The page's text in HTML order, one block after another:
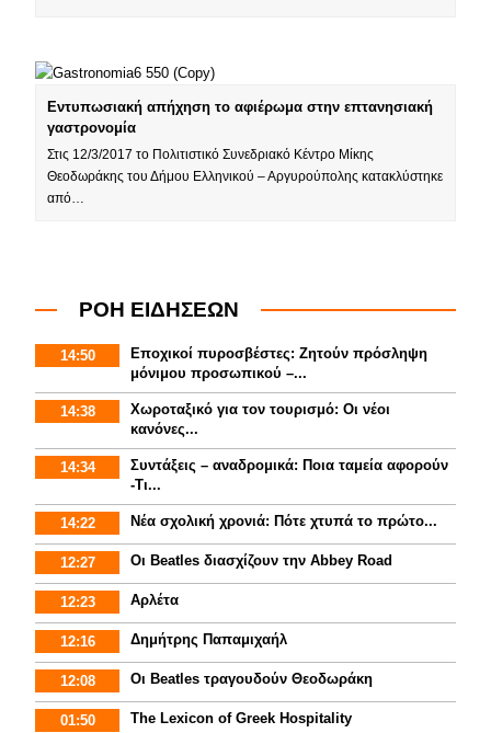
Εντυπωσιακή απήχηση το αφιέρωμα στην επτανησιακή
γαστρονομία
Στις 12/3/2017 το Πολιτιστικό Συνεδριακό Κέντρο Μίκης
Θεοδωράκης του Δήμου Ελληνικού – Αργυρούπολης κατακλύστηκε
από…
ΡΟΗ ΕΙΔΗΣΕΩΝ
14:50
Εποχικοί πυροσβέστες: Ζητούν πρόσληψη
μόνιμου προσωπικού –...
14:38
Χωροταξικό για τον τουρισμό: Οι νέοι
κανόνες...
14:34
Συντάξεις – αναδρομικά: Ποια ταμεία αφορούν
-Τι...
14:22 Νέα σχολική χρονιά: Πότε χτυπά το πρώτο...
12:27 Οι Beatles διασχίζουν την Abbey Road
12:23 Αρλέτα
12:16 Δημήτρης Παπαμιχαήλ
12:08 Οι Beatles τραγουδούν Θεοδωράκη
01:50 The Lexicon of Greek Hospitality